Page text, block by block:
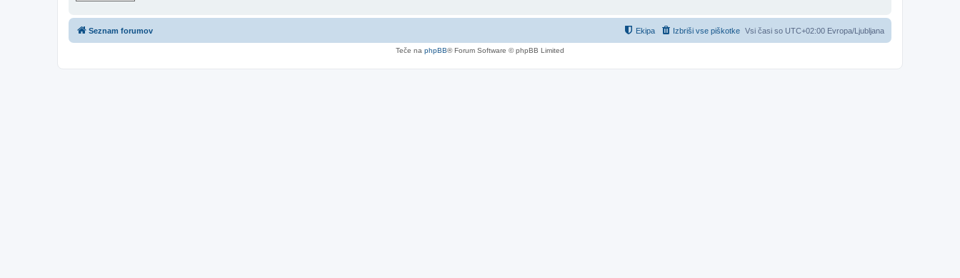
Seznam forumov Vsi časi so UTC+02:00 Evropa/Ljubljana
Izbriši vse piškotke
Ekipa
Teče na phpBB® Forum Software © phpBB Limited